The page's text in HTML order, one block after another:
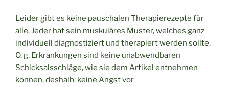
Leider gibt es keine pauschalen Therapierezepte für
alle. Jeder hat sein muskuläres Muster, welches ganz
individuell diagnostiziert und therapiert werden sollte.
O. g. Erkrankungen sind keine unabwendbaren
Schicksalsschläge, wie sie dem Artikel entnehmen
können, deshalb: keine Angst vor